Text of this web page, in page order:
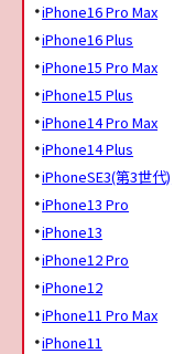
iPhone16 Pro Max
iPhone16 Plus
iPhone15 Pro Max
iPhone15 Plus
iPhone14 Pro Max
iPhone14 Plus
iPhoneSE3(第3世代)
iPhone13 Pro
iPhone13
iPhone12 Pro
iPhone12
iPhone11 Pro Max
iPhone11